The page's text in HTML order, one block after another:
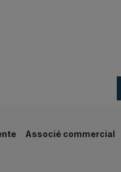
Associé commercial